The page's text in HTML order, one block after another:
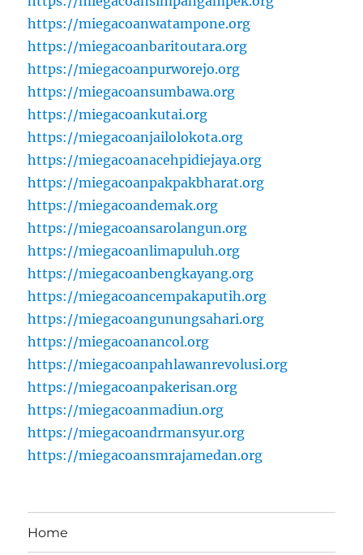
https://miegacoanwatampone.org
https://miegacoanbaritoutara.org
https://miegacoanpurworejo.org
https://miegacoansumbawa.org
https://miegacoankutai.org
https://miegacoanjailolokota.org
https://miegacoanacehpidiejaya.org
https://miegacoanpakpakbharat.org
https://miegacoandemak.org
https://miegacoansarolangun.org
https://miegacoanlimapuluh.org
https://miegacoanbengkayang.org
https://miegacoancempakaputih.org
https://miegacoangunungsahari.org
https://miegacoanancol.org
https://miegacoanpahlawanrevolusi.org
https://miegacoanpakerisan.org
https://miegacoanmadiun.org
https://miegacoandrmansyur.org
https://miegacoansmrajamedan.org
Home